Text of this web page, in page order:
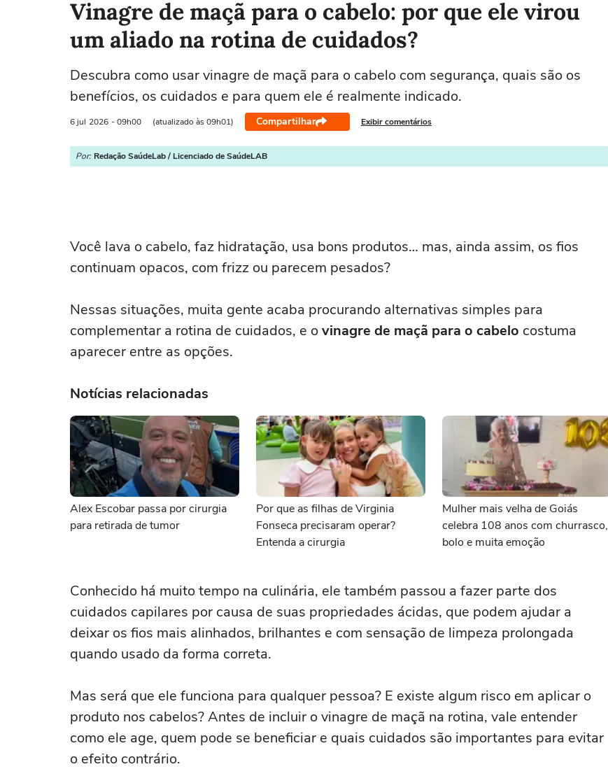
Vinagre de maçã para o cabelo: por que ele virou
um aliado na rotina de cuidados?
Descubra como usar vinagre de maçã para o cabelo com segurança, quais são os
benefícios, os cuidados e para quem ele é realmente indicado.
6 jul 2026 - 09h00 (atualizado às 09h01) Compartilhar Exibir comentários
Por: Redação SaúdeLab / Licenciado de SaúdeLAB
Você lava o cabelo, faz hidratação, usa bons produtos… mas, ainda assim, os fios
continuam opacos, com frizz ou parecem pesados?
Nessas situações, muita gente acaba procurando alternativas simples para
complementar a rotina de cuidados, e ovinagre de maçã para o cabelo costuma
aparecer entre as opções.
Notícias relacionadas
Alex Escobar passa por cirurgia
para retirada de tumor
Por que as filhas de Virginia
Fonseca precisaram operar?
Entenda a cirurgia
Mulher mais velha de Goiás
celebra 108 anos com churrasco,
bolo e muita emoção
Conhecido há muito tempo na culinária, ele também passou a fazer parte dos
cuidados capilares por causa de suas propriedades ácidas, que podem ajudar a
deixar os fios mais alinhados, brilhantes e com sensação de limpeza prolongada
quando usado da forma correta.
Mas será que ele funciona para qualquer pessoa? E existe algum risco em aplicar o
produto nos cabelos? Antes de incluir o vinagre de maçã na rotina, vale entender
como ele age, quem pode se beneficiar e quais cuidados são importantes para evitar
o efeito contrário.